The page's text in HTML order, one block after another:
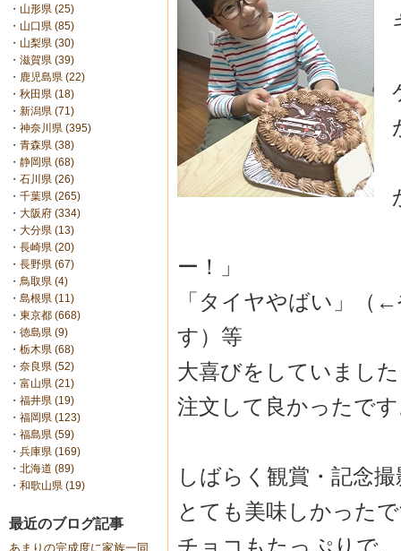
・ 山形県 (25)
・ 山口県 (85)
・ 山梨県 (30)
・ 滋賀県 (39)
・ 鹿児島県 (22)
・ 秋田県 (18)
・ 新潟県 (71)
・ 神奈川県 (395)
・ 青森県 (38)
・ 静岡県 (68)
・ 石川県 (26)
・ 千葉県 (265)
・ 大阪府 (334)
・ 大分県 (13)
・ 長崎県 (20)
・ 長野県 (67)
・ 鳥取県 (4)
・ 島根県 (11)
・ 東京都 (668)
・ 徳島県 (9)
・ 栃木県 (68)
・ 奈良県 (52)
・ 富山県 (21)
・ 福井県 (19)
・ 福岡県 (123)
・ 福島県 (59)
・ 兵庫県 (169)
・ 北海道 (89)
・ 和歌山県 (19)
最近のブログ記事
あまりの完成度に家族一同
ー！」
「タイヤやばい」（
す）等
大喜びをしていまし
注文して良かったで
しばらく観賞・記念
とても美味しかった
チョコもたっぷりで